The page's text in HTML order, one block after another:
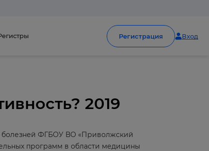
Регистрация Вход
2019
болезней ФГБОУ ВО «Приволжский
программ в области медицины